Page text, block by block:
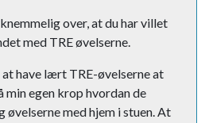
over, at du har villet
med TRE øvelserne.
have lært TRE-øvelserne at
egen krop hvordan de
øvelserne med hjem i stuen. At